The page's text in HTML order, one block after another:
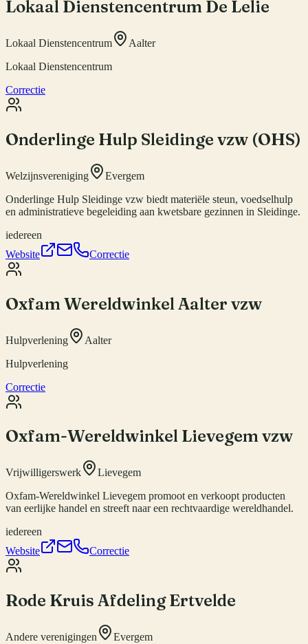
Lokaal Dienstencentrum De Lelie
Lokaal Dienstencentrum
Aalter
Lokaal Dienstencentrum
Correctie
Onderlinge Hulp Sleidinge vzw (OHS)
Welzijnsvereniging
Evergem
Onderlinge Hulp Sleidinge vzw biedt materiële steun, voedselhulp
en administratieve begeleiding aan kwetsbare gezinnen in Sleidinge.
iedereen
Website
Correctie
Oxfam Wereldwinkel Aalter vzw
Hulpverlening
Aalter
Hulpverlening
Correctie
Oxfam-Wereldwinkel Lievegem vzw
Vrijwilligerswerk
Lievegem
Oxfam-Wereldwinkel Lievegem promoot en verkoopt producten
van eerlijke handel en streeft naar een rechtvaardige wereldhandel.
iedereen
Website
Correctie
Rode Kruis Afdeling Ertvelde
Andere verenigingen
Evergem